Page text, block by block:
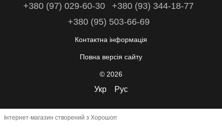
+380 (97) 029-60-30
+380 (93) 344-18-77
+380 (95) 503-66-69
Контактна інформація
Повна версія сайту
© 2026
Укр Рус
Інтернет-магазин створений з Хорошоп